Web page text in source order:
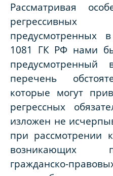
Рассматривая
предусмотренных
1081 ГК РФ нами
перечень
которые могут
регрессных
изложен не
при рассмотрении
возникающих
гражданско-